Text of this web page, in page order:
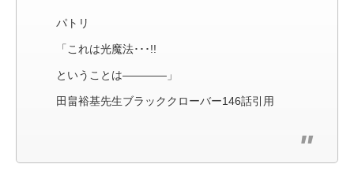
パトリ
「これは光魔法･･･!!
ということは――――」
田畠裕基先生ブラッククローバー146話引用